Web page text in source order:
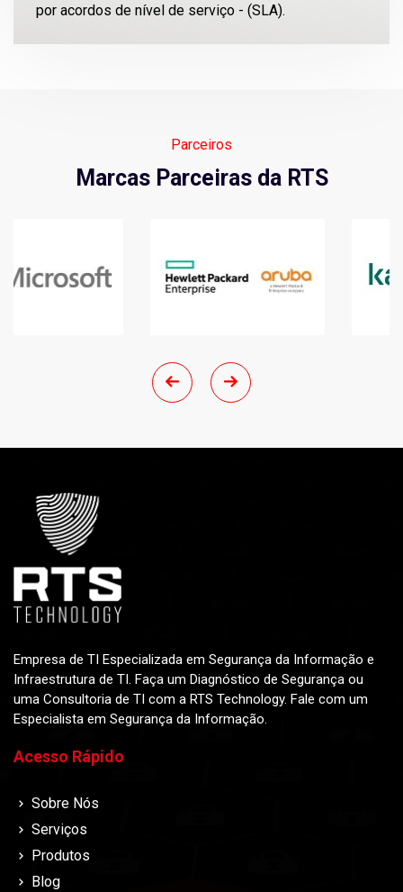
por acordos de nível de serviço - (SLA).
Parceiros
Marcas Parceiras da RTS
Empresa de TI Especializada em Segurança da Informação e
Infraestrutura de TI. Faça um Diagnóstico de Segurança ou
uma Consultoria de TI com a RTS Technology. Fale com um
Especialista em Segurança da Informação.
Acesso Rápido
Sobre Nós
Serviços
Produtos
Blog